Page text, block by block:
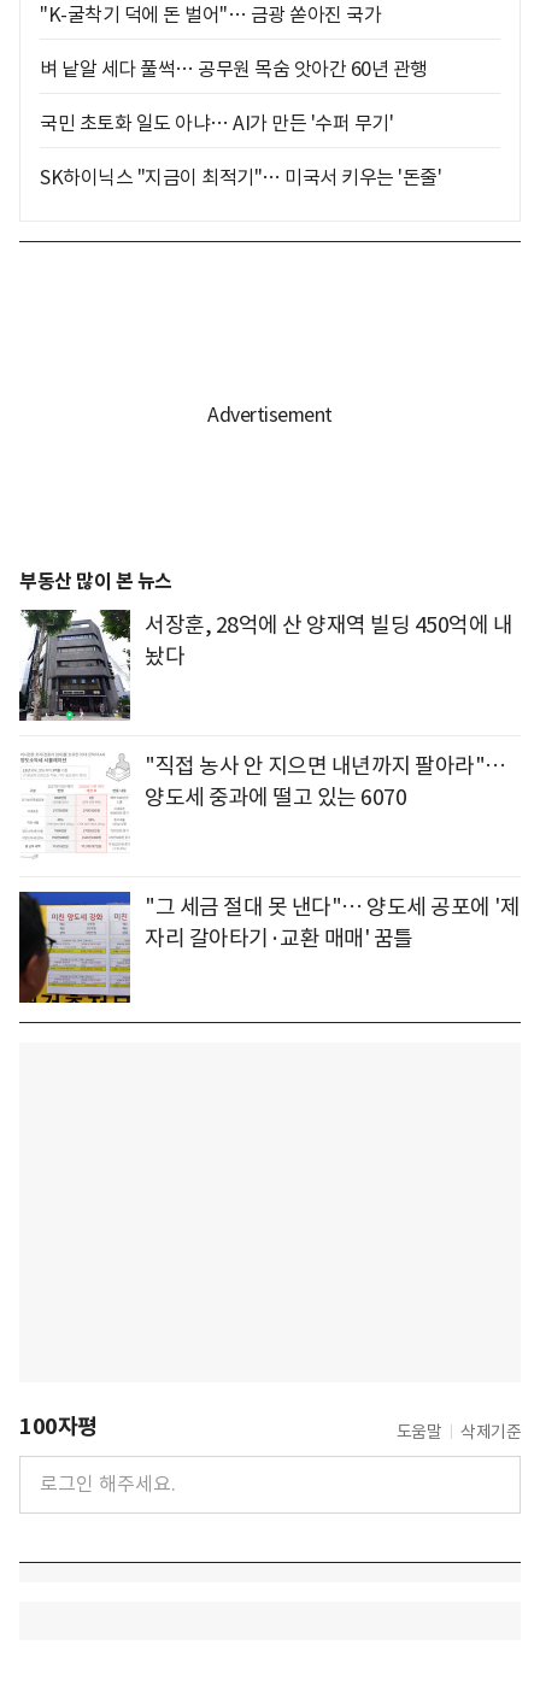
"K-굴착기 덕에 돈 벌어"… 금광 쏟아진 국가
벼 낱알 세다 풀썩… 공무원 목숨 앗아간 60년 관행
국민 초토화 일도 아냐… AI가 만든 '수퍼 무기'
SK하이닉스 "지금이 최적기"… 미국서 키우는 '돈줄'
부동산 많이 본 뉴스
서장훈, 28억에 산 양재역 빌딩 450억에 내
놨다
"직접 농사 안 지으면 내년까지 팔아라"…
양도세 중과에 떨고 있는 6070
"그 세금 절대 못 낸다"… 양도세 공포에 '제
자리 갈아타기·교환 매매' 꿈틀
100자평 도움말 삭제기준